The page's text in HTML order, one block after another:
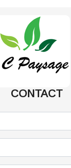
CONTACT